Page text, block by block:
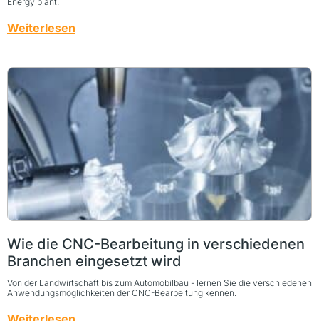
Weiterlesen
Wie die CNC-Bearbeitung in verschiedenen
Branchen eingesetzt wird
Von der Landwirtschaft bis zum Automobilbau - lernen Sie die verschiedenen
Anwendungsmöglichkeiten der CNC-Bearbeitung kennen.